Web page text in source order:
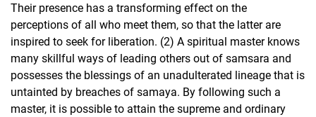
Their presence has a transforming effect on the
perceptions of all who meet them, so that the latter are
inspired to seek for liberation. (2) A spiritual master knows
many skillful ways of leading others out of samsara and
possesses the blessings of an unadulterated lineage that is
untainted by breaches of samaya. By following such a
master, it is possible to attain the supreme and ordinary